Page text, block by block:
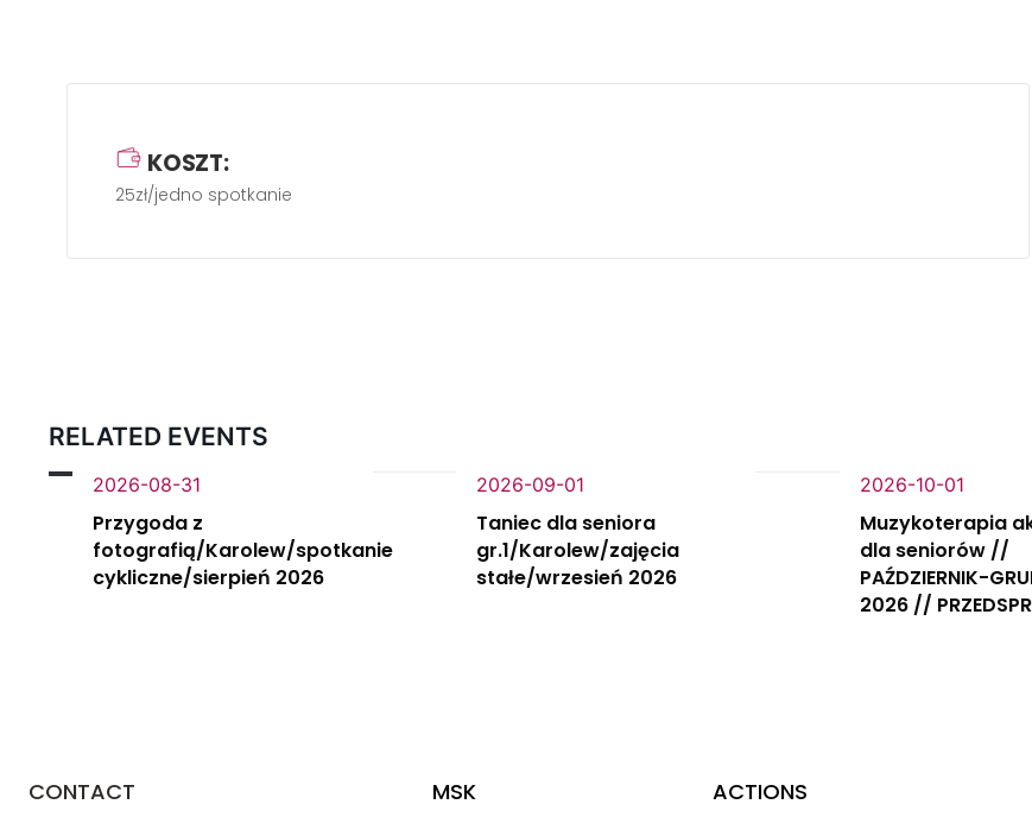
KOSZT:
25zł/jedno spotkanie
RELATED EVENTS
2026-08-31
Przygoda z
fotografią/Karolew/spotkanie
cykliczne/sierpień 2026
2026-09-01
Taniec dla seniora
gr.1/Karolew/zajęcia
stałe/wrzesień 2026
2026-10-01
Muzykoterapia
dla seniorów //
PAŹDZIERNIK-
2026 //
CONTACT MSK ACTIONS